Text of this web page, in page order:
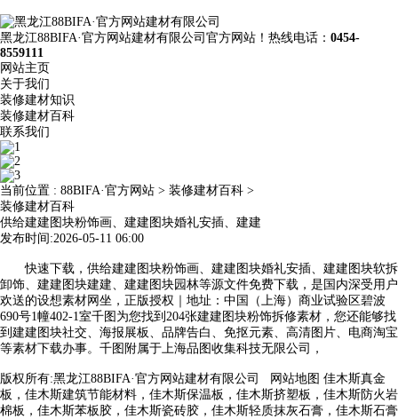
黑龙江88BIFA·官方网站建材有限公司官方网站！热线电话： 0454-
8559111
网站主页
关于我们
装修建材知识
装修建材百科
联系我们
当前位置 : 88BIFA·官方网站 > 装修建材百科 >
装修建材百科
供给建建图块粉饰画、建建图块婚礼安插、建建
发布时间:2026-05-11 06:00
快速下载，供给建建图块粉饰画、建建图块婚礼安插、建建图块软拆
卸饰、建建图块建建、建建图块园林等源文件免费下载，是国内深受用户
欢送的设想素材网坐，正版授权｜地址：中国（上海）商业试验区碧波
690号1幢402-1室千图为您找到204张建建图块粉饰拆修素材，您还能够找
到建建图块社交、海报展板、品牌告白、免抠元素、高清图片、电商淘宝
等素材下载办事。千图附属于上海品图收集科技无限公司，
版权所有:黑龙江88BIFA·官方网站建材有限公司 网站地图 佳木斯真金
板，佳木斯建筑节能材料，佳木斯保温板，佳木斯挤塑板，佳木斯防火岩
棉板，佳木斯苯板胶，佳木斯瓷砖胶，佳木斯轻质抹灰石膏，佳木斯石膏